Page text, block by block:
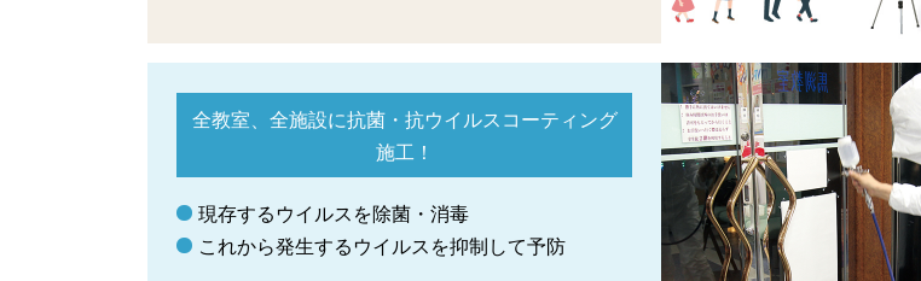
全教室、全施設に抗菌・抗ウイルスコーティング
施工！
現存するウイルスを除菌・消毒
これから発生するウイルスを抑制して予防